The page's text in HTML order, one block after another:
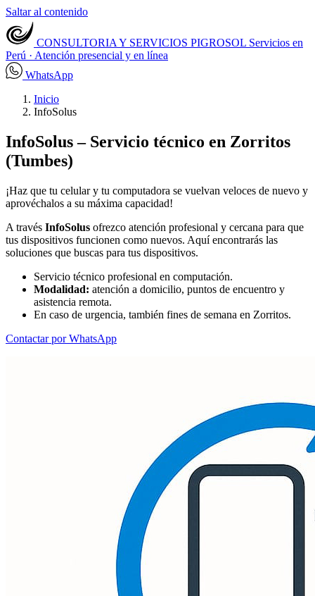
Saltar al contenido
CONSULTORIA Y SERVICIOS PIGROSOL Servicios en
Perú · Atención presencial y en línea
WhatsApp
Inicio
InfoSolus
InfoSolus – Servicio técnico en Zorritos
(Tumbes)
¡Haz que tu celular y tu computadora se vuelvan veloces de nuevo y
aprovéchalos a su máxima capacidad!
A través InfoSolus ofrezco atención profesional y cercana para que
tus dispositivos funcionen como nuevos. Aquí encontrarás las
soluciones que buscas para tus dispositivos.
Servicio técnico profesional en computación.
Modalidad: atención a domicilio, puntos de encuentro y
asistencia remota.
En caso de urgencia, también fines de semana en Zorritos.
Contactar por WhatsApp